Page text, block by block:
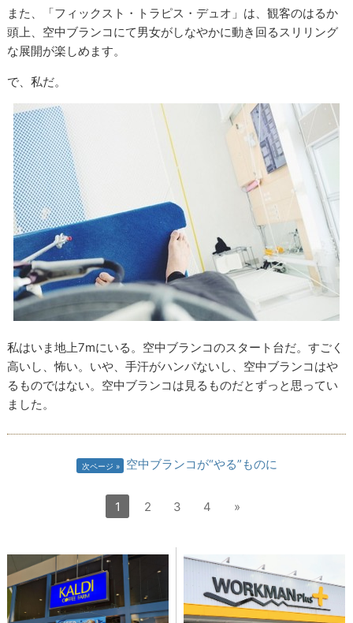
また、「フィックスト・トラピス・デュオ」は、観客のはるか
頭上、空中ブランコにて男女がしなやかに動き回るスリリング
な展開が楽しめます。
で、私だ。
私はいま地上7mにいる。空中ブランコのスタート台だ。すごく
高いし、怖い。いや、手汗がハンパないし、空中ブランコはや
るものではない。空中ブランコは見るものだとずっと思ってい
ました。
次ページ 空中ブランコが“やる”ものに
1 2 3 4 »